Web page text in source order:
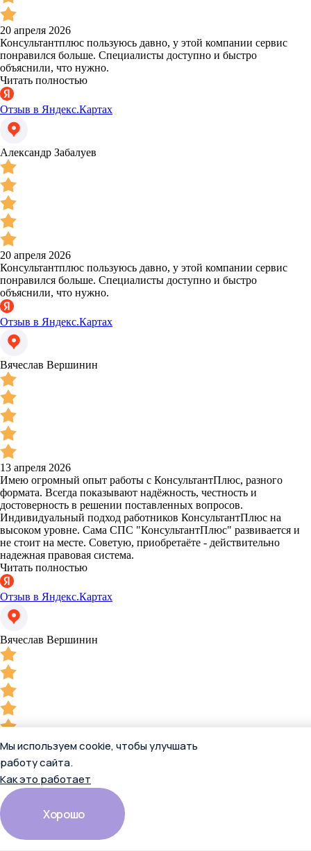
20 апреля 2026
Консультантплюс пользуюсь давно, у этой компании сервис
понравился больше. Специалисты доступно и быстро
объяснили, что нужно.
Читать полностью
Отзыв в Яндекс.Картах
Александр Забалуев
20 апреля 2026
Консультантплюс пользуюсь давно, у этой компании сервис
понравился больше. Специалисты доступно и быстро
объяснили, что нужно.
Отзыв в Яндекс.Картах
Вячеслав Вершинин
13 апреля 2026
Имею огромный опыт работы с КонсультантПлюс, разного
формата. Всегда показывают надёжность, честность и
достоверность в решении поставленных вопросов.
Индивидуальный подход работников КонсультантПлюс на
высоком уровне. Сама СПС "КонсультантПлюс" развивается и
не стоит на месте. Советую, приобретаёте - действительно
надежная правовая система.
Читать полностью
Отзыв в Яндекс.Картах
Вячеслав Вершинин
13 апреля 2026
Имею огромный опыт работы с КонсультантПлюс, разного
формата. Всегда показывают надёжность, честность и
достоверность в решении поставленных вопросов.
Индивидуальный подход работников КонсультантПлюс на
высоком уровне. Сама СПС "КонсультантПлюс" развивается и
не стоит на месте. Советую, приобретаёте - действительно
надежная правовая система.
Мы используем cookie, чтобы улучшать
работу сайта.
Как это работает
Хорошо